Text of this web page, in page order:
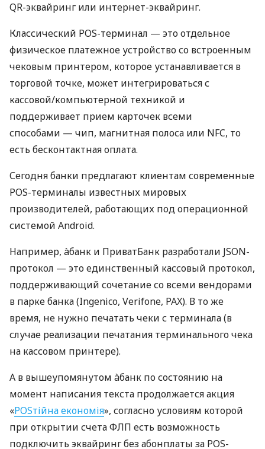
QR-эквайринг или интернет-эквайринг.
Классический POS-терминал — это отдельное
физическое платежное устройство со встроенным
чековым принтером, которое устанавливается в
торговой точке, может интегрироваться с
кассовой/компьютерной техникой и
поддерживает прием карточек всеми
способами — чип, магнитная полоса или NFC, то
есть бесконтактная оплата.
Сегодня банки предлагают клиентам современные
POS-терминалы известных мировых
производителей, работающих под операционной
системой Android.
Например, àбанк и ПриватБанк разработали JSON-
протокол — это единственный кассовый протокол,
поддерживающий сочетание со всеми вендорами
в парке банка (Ingenico, Verifone, PAX). В то же
время, не нужно печатать чеки с терминала (в
случае реализации печатания терминального чека
на кассовом принтере).
А в вышеупомянутом àбанк по состоянию на
момент написания текста продолжается акция
«POSтійна економія», согласно условиям которой
при открытии счета ФЛП есть возможность
подключить эквайринг без абонплаты за POS-